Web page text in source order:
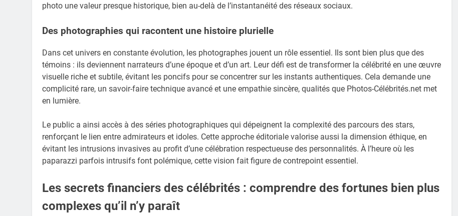
photo une valeur presque historique, bien au-delà de l’instantanéité des réseaux sociaux.
Des photographies qui racontent une histoire plurielle
Dans cet univers en constante évolution, les photographes jouent un rôle essentiel. Ils sont bien plus que des
témoins : ils deviennent narrateurs d’une époque et d’un art. Leur défi est de transformer la célébrité en une œuvre
visuelle riche et subtile, évitant les poncifs pour se concentrer sur les instants authentiques. Cela demande une
complicité rare, un savoir-faire technique avancé et une empathie sincère, qualités que Photos-Célébrités.net met
en lumière.
Le public a ainsi accès à des séries photographiques qui dépeignent la complexité des parcours des stars,
renforçant le lien entre admirateurs et idoles. Cette approche éditoriale valorise aussi la dimension éthique, en
évitant les intrusions invasives au profit d’une célébration respectueuse des personnalités. À l’heure où les
paparazzi parfois intrusifs font polémique, cette vision fait figure de contrepoint essentiel.
Les secrets financiers des célébrités : comprendre des fortunes bien plus
complexes qu’il n’y paraît